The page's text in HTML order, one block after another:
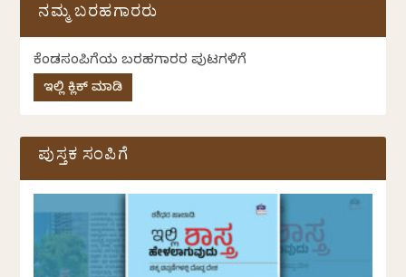
ನಮ್ಮ ಬರಹಗಾರರು
ಕೆಂಡಸಂಪಿಗೆಯ ಬರಹಗಾರರ ಪುಟಗಳಿಗೆ
ಇಲ್ಲಿ ಕ್ಲಿಕ್ ಮಾಡಿ
ಪುಸ್ತಕ ಸಂಪಿಗೆ